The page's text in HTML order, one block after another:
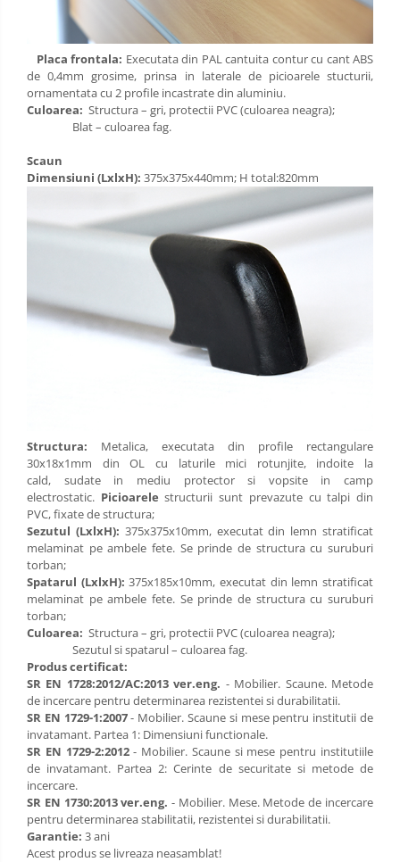
Placa frontala: Executata din PAL cantuita contur cu cant ABS
de 0,4mm grosime, prinsa in laterale de picioarele stucturii,
ornamentata cu 2 profile incastrate din aluminiu.
Culoarea: Structura – gri, protectii PVC (culoarea neagra);
Blat – culoarea fag.
Scaun
Dimensiuni (LxlxH): 375x375x440mm; H total:820mm
Structura: Metalica, executata din profile rectangulare
30x18x1mm din OL cu laturile mici rotunjite, indoite la
cald, sudate in mediu protector si vopsite in camp
electrostatic. Picioarele structurii sunt prevazute cu talpi din
PVC, fixate de structura;
Sezutul (LxlxH): 375x375x10mm, executat din lemn stratificat
melaminat pe ambele fete. Se prinde de structura cu suruburi
torban;
Spatarul (LxlxH): 375x185x10mm, executat din lemn stratificat
melaminat pe ambele fete. Se prinde de structura cu suruburi
torban;
Culoarea: Structura – gri, protectii PVC (culoarea neagra);
Sezutul si spatarul – culoarea fag.
Produs certificat:
SR EN 1728:2012/AC:2013 ver.eng. - Mobilier. Scaune. Metode
de incercare pentru determinarea rezistentei si durabilitatii.
SR EN 1729-1:2007- Mobilier. Scaune si mese pentru institutii de
invatamant. Partea 1: Dimensiuni functionale.
SR EN 1729-2:2012- Mobilier. Scaune si mese pentru institutiile
de invatamant. Partea 2: Cerinte de securitate si metode de
incercare.
SR EN 1730:2013 ver.eng. - Mobilier. Mese. Metode de incercare
pentru determinarea stabilitatii, rezistentei si durabilitatii.
Garantie: 3 ani
Acest produs se livreaza neasamblat!